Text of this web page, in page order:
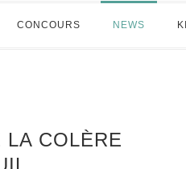
CONCOURS NEWS
COLÈRE